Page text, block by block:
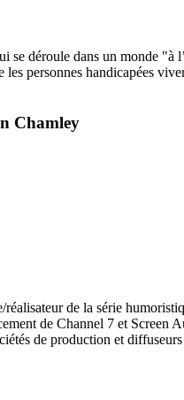
se déroule dans un monde "à
les personnes handicapées
Chamley
réalisateur de la série
de Channel 7 et Screen
de production et